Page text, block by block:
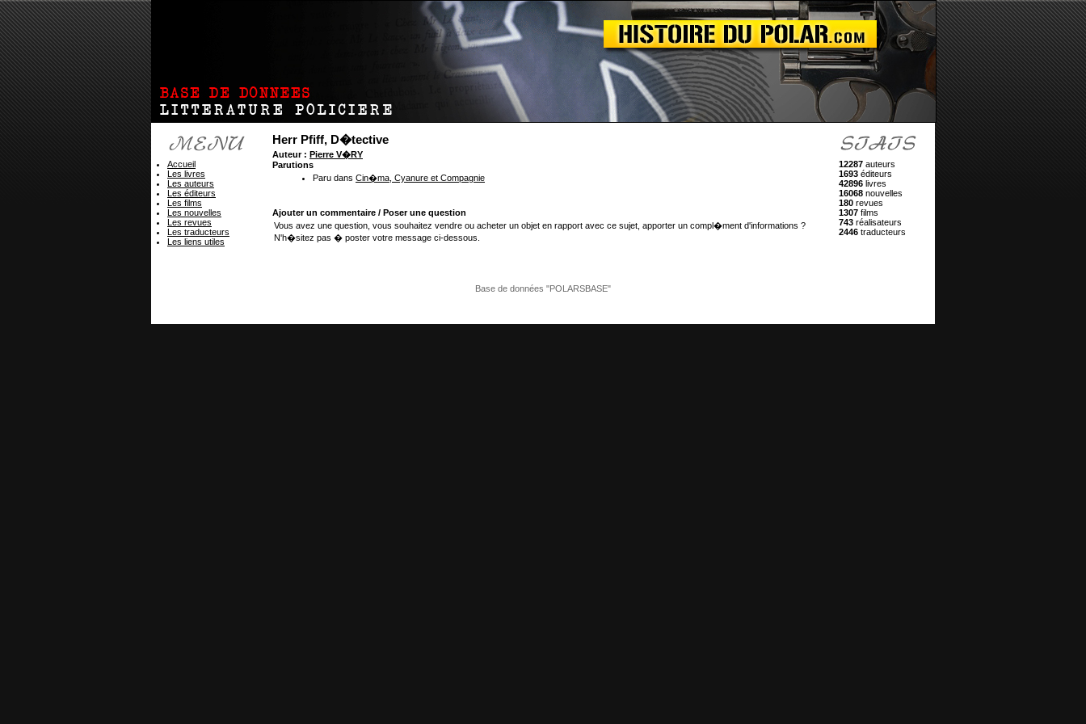
Herr Pfiff, D�tective
Auteur : Pierre V�RY
Parutions
Paru dans Cin�ma, Cyanure et Compagnie
Ajouter un commentaire / Poser une question
Vous avez une question, vous souhaitez vendre ou acheter un objet en rapport avec ce sujet, apporter un compl�ment d'informations ?
N'h�sitez pas � poster votre message ci-dessous.
Accueil
Les livres
Les auteurs
Les éditeurs
Les films
Les nouvelles
Les revues
Les traducteurs
Les liens utiles
12287 auteurs
1693 éditeurs
42896 livres
16068 nouvelles
180 revues
1307 films
743 réalisateurs
2446 traducteurs
Base de données "POLARSBASE"